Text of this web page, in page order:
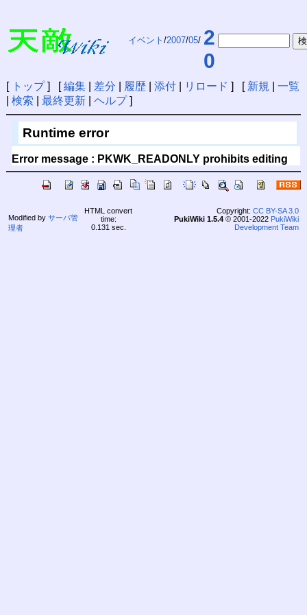
イベント /2007/05/ 2
0
[ トップ] [編集| 差分 履歴| 添付| リロード ] [ 新規
一覧
検索 最終更新| ヘルプ]
Runtime error
Error message : PKWK_READONLY prohibits editing
Modified by サーバ管
理者
HTML convert
time:
0.131 sec.
Copyright: CC BY-SA 3.0
PukiWiki 1.5.4© 2001-2022 PukiWiki
Development Team